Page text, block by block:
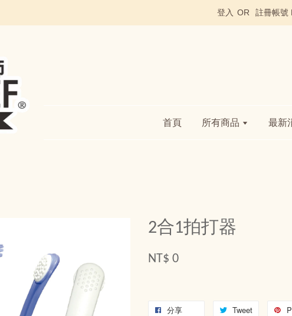
登入 OR 註冊帳號
首頁 所有商品 最新
2合1拍打器
NT$ 0
分享 Tweet